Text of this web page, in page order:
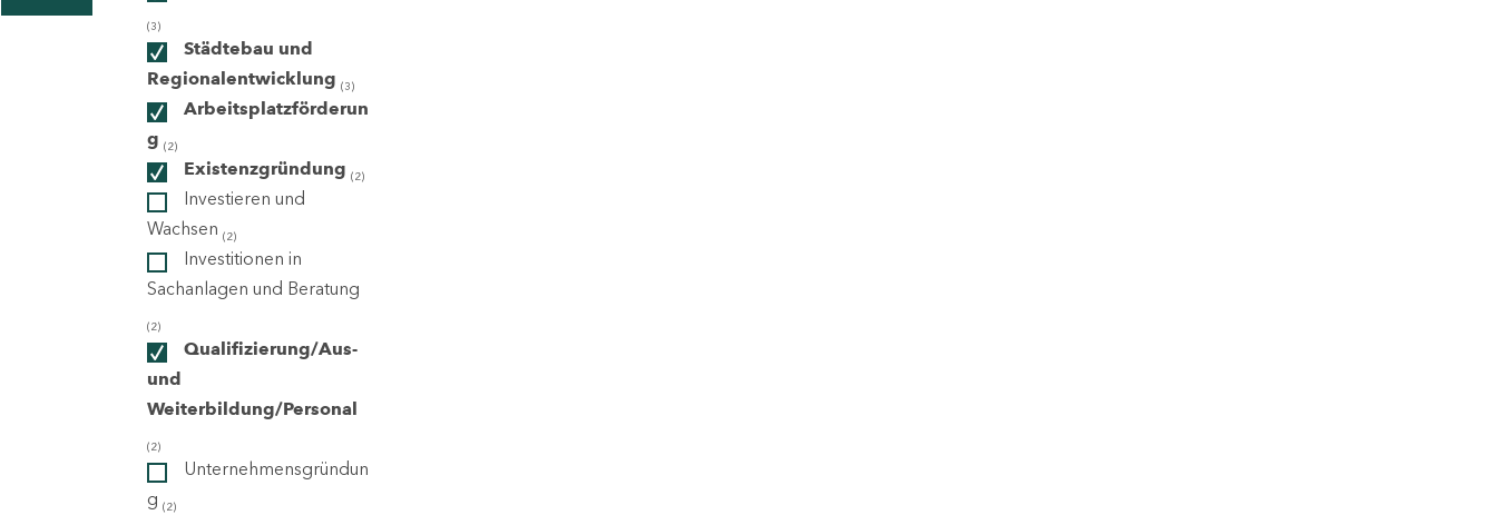
(3)
Städtebau und
Regionalentwicklung (3)
Arbeitsplatzförderun
g (2)
Existenzgründung (2)
Investieren und
Wachsen (2)
Investitionen in
Sachanlagen und Beratung
(2)
Qualifizierung/Aus-
und
Weiterbildung/Personal
(2)
Unternehmensgründun
g (2)